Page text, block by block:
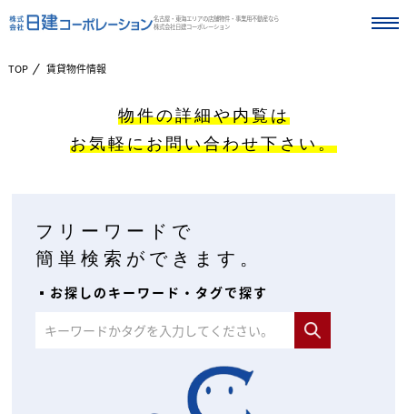
名古屋・東海エリアの店舗物件・事業用不動産なら
株式会社日建コーポレーション
TOP 賃貸物件情報
物件の詳細や内覧は
お気軽にお問い合わせ下さい。
フリーワードで
簡単検索ができます。
▪︎お探しのキーワード・タグで探す